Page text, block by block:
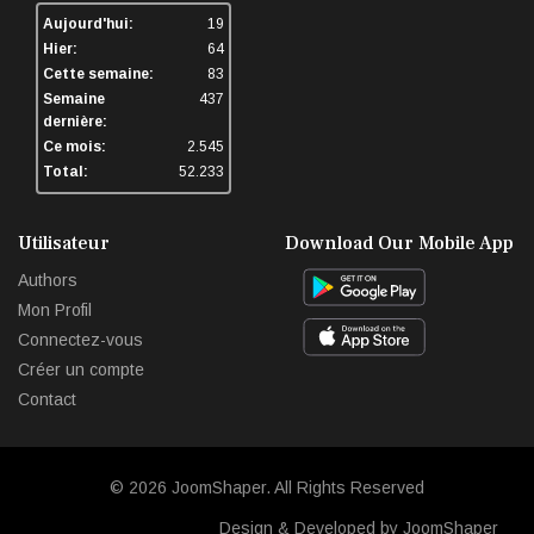
Aujourd'hui:
19
Hier:
64
Cette semaine:
83
Semaine
dernière:
437
Ce mois:
2.545
Total:
52.233
Utilisateur
Authors
Mon Profil
Connectez-vous
Créer un compte
Contact
Download Our Mobile App
© 2026 JoomShaper. All Rights Reserved
Design & Developed by JoomShaper